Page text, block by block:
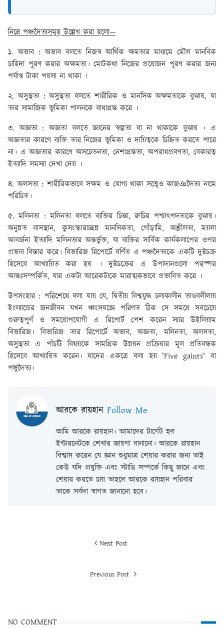
নিম্নে পঞ্চদৈত্যসমূহ উল্লেখ করা হলো—
১. অভাব :অভাব বলতে নিজস্ব আর্থিক ক্ষমতার মাধ্যমে মৌল মানবিক
চাহিদা পূরণ করার অক্ষমতা। মোটকথা নিজের প্রয়োজন পূরণ করার জন্য
পর্যাপ্ত টাকা পয়সা না থাকা ।
২. অসুস্থতা : অসুস্থতা বলতে শারীরিক ও মানসিক অক্ষমতাকে বুঝায়, যা
তার সামাজিক ভূমিকা পালনকে বাধাগ্রস্ত করে ।
৩. অজ্ঞতা :অজ্ঞতা বলতে জ্ঞানের স্বল্পতা বা না থাকাকে বুঝায় । এ
অজ্ঞতার কারণে ব্যক্তি তার নিজের ভূমিকা ও দায়িত্বকে চিহ্নিত করতে পারে
না। এ অজ্ঞতার কারণে অসচেতনতা, নেশাগ্রস্ততা, অপরাধপ্রবণতা, বেকারত্ব
ইত্যাদি সমস্যা দেখা দেয় ।
৪. অলসতা :শারীরিকভাবে সক্ষম ও যোগ্য থাকা সত্ত্বেও কাজঞদৈত্য নামে
পরিচিত।
৫. মলিনতা :মলিনতা বলতে ব্যক্তির চিন্তা, রুচির পশ্চাৎপদতাকে বুঝায়।
অনুন্নত বাসস্থান, কুসংস্কারাচ্ছন্ন মানসিকতা, গোঁড়ামি, অশ্লীলতা, ময়লা
আবর্জনা ইত্যাদি মলিনতার অন্তর্ভুক্ত, যা ব্যক্তির সার্বিক কার্যকলাপের ওপর
প্রভাব বিস্তার করে। বিভারিজ রিপোর্টে বর্ণিত এ পঞ্চদৈত্যকে একটি দুষ্টচক্র
হিসেবে আখ্যায়িত করা হয় । দুষ্টচক্রের এ উপাদানগুলো পরস্পর
আন্তঃসম্পর্কিত, যার একটা আরেকটাকে মারাত্মকভাবে প্রভাবিত করে ।
উপসংহার : পরিশেষে বলা যায় যে, দ্বিতীয় বিশ্বযুদ্ধ চলাকালীন তাণ্ডবলীলায়
ইংল্যান্ডের জনজীবন যখন ধ্বংসযজ্ঞে পরিণত ঠিক সে সময়ে সবচেয়ে
গুরুত্বপূর্ণ ও সময়োপযোগী এ রিপোর্ট পেশ করেন স্যার উইলিয়াম
বিভারিজ। বিভারিজ তার রিপোর্টে অভাব, অজ্ঞতা, মলিনতা, অলসতা,
অসুস্থতা এ পাঁচটি বিষয়কে সামগ্রিক উন্নয়ন প্রক্রিয়ার মূল প্রতিবন্ধক
হিসেবে আখ্যায়িত করেন। যাদের একত্রে বলা হয় 'Five gaints' বা
পঙ্গুদৈত্য।
আরকে রায়হান Follow Me
আমি আরকে রায়হান। আমাদের টার্গেট হল
ইন্টারনেটকে শেখার জায়গা বানানো। আরকে রায়হান
বিশ্বাস করেন যে জ্ঞান শুধুমাত্র শেয়ার করার জন্য তাই
কেউ যদি প্রযুক্তি এবং স্টাডি সম্পর্কে কিছু জানে এবং
শেয়ার করতে চায় তাহলে আরকে রায়হান পরিবার
তাকে সর্বদা স্বাগত জানানো হবে।
Next Post
Previous Post
NO COMMENT